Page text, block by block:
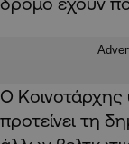
Ο Κοινοτάρχης
προτείνει τη